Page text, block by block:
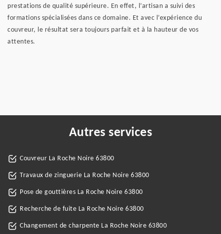
prestations de qualité supérieure. En effet, l’artisan a suivi des
formations spécialisées dans ce domaine. Et avec l’expérience du
couvreur, le résultat sera toujours parfait et à la hauteur de vos
attentes.
Autres services
Couvreur La Roche Noire 63800
Travaux de zinguerie La Roche Noire 63800
Pose de gouttières La Roche Noire 63800
Recherche de fuite La Roche Noire 63800
Changement de charpente La Roche Noire 63800